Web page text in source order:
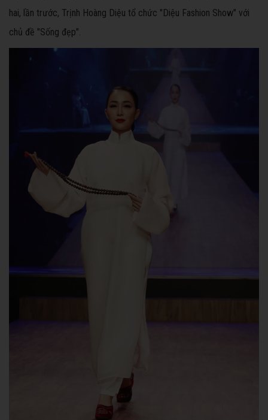
hai, lần trước, Trịnh Hoàng Diệu tổ chức "Diệu Fashion Show" với
chủ đề "Sống đẹp".